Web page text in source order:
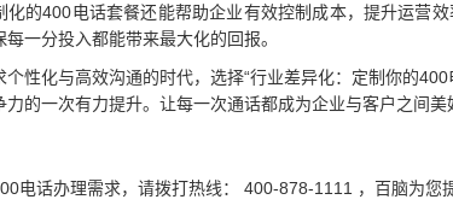
化的400电话套餐还能帮助企业有效控制成本，提升运营
每一分投入都能带来最大化的回报。
个性化与高效沟通的时代，选择“行业差异化：定制你的
力的一次有力提升。让每一次通话都成为企业与客户之间美
电话办理需求，请拨打热线： 400-878-1111 ，百脑为您